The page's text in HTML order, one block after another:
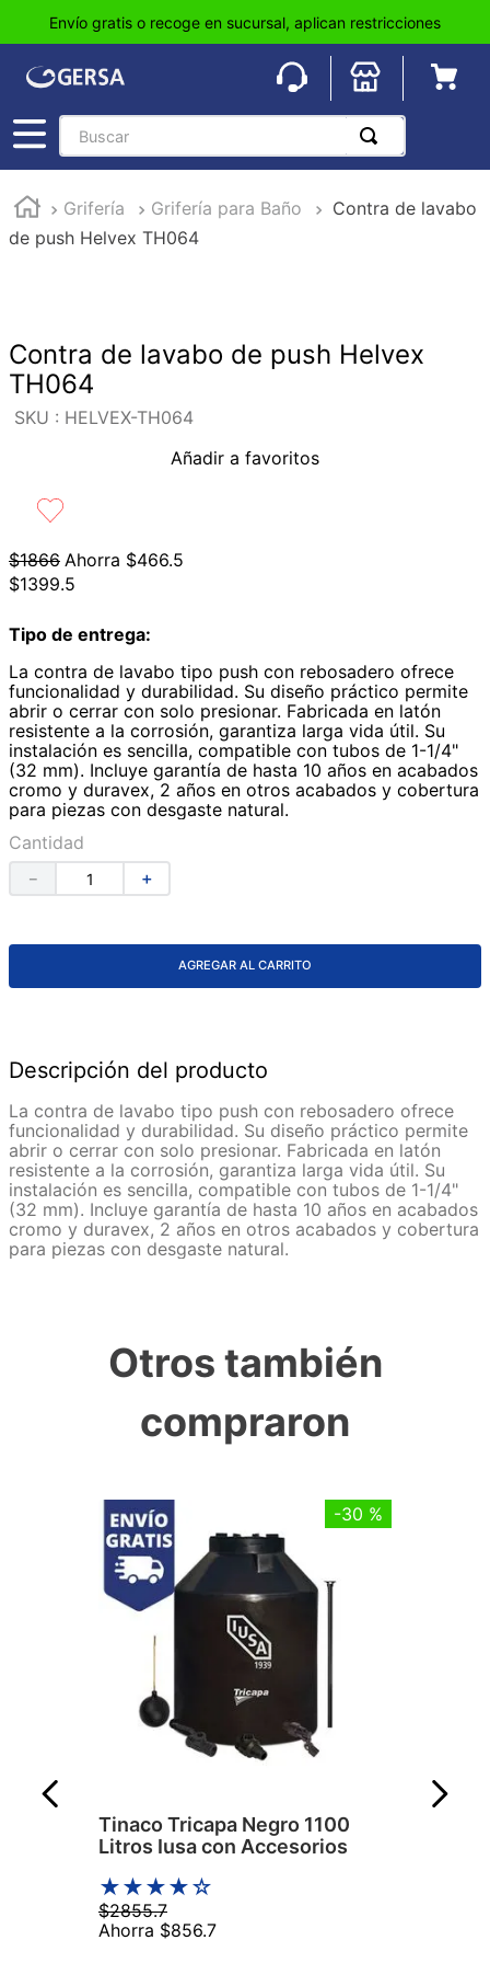
Envío gratis o recoge en sucursal, aplican restricciones
Buscar
Grifería Grifería para Baño
Contra de lavabo
de push Helvex TH064
Contra de lavabo de push Helvex
TH064
: HELVEX-TH064
Añadir a favoritos
$1866 Ahorra $466.5
$1399.5
Tipo de entrega:
La contra de lavabo tipo push con rebosadero ofrece
funcionalidad y durabilidad. Su diseño práctico permite
abrir o cerrar con solo presionar. Fabricada en latón
resistente a la corrosión, garantiza larga vida útil. Su
instalación es sencilla, compatible con tubos de 1-1/4"
(32 mm). Incluye garantía de hasta 10 años en acabados
cromo y duravex, 2 años en otros acabados y cobertura
para piezas con desgaste natural.
Cantidad
＋
－
AGREGAR AL CARRITO
Descripción del producto
La contra de lavabo tipo push con rebosadero ofrece
funcionalidad y durabilidad. Su diseño práctico permite
abrir o cerrar con solo presionar. Fabricada en latón
resistente a la corrosión, garantiza larga vida útil. Su
instalación es sencilla, compatible con tubos de 1-1/4"
(32 mm). Incluye garantía de hasta 10 años en acabados
cromo y duravex, 2 años en otros acabados y cobertura
para piezas con desgaste natural.
Otros también
compraron
-30 %
Tinaco Tricapa Negro 1100
Litros Iusa con Accesorios
★★★★☆
$2855.7
Ahorra $856.7
1.
pisos
2.
loseta
5
lavabo
10. azulejos